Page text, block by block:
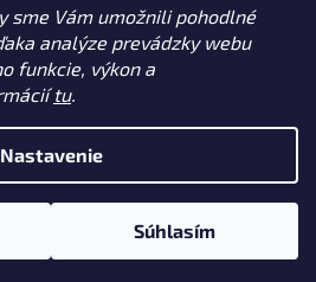
sme Vám umožnili pohodlné
analýze prevádzky webu
funkcie, výkon a
tu.
Nastavenie
Súhlasím
www.csl.sk
nastavenie cookies